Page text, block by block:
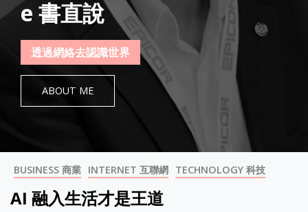
e 書直說
透過網絡去認識世界
ABOUT ME
BUSINESS 商業 INTERNET 互聯網 TECHNOLOGY 科技
AI 融入生活才是王道